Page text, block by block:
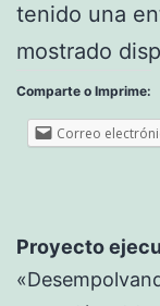
tenido una
mostrado
Comparte o Imprime:
Correo
Proyecto